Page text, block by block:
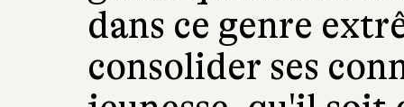
dans ce genre
consolider ses